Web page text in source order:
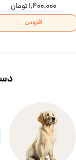
۱,۴۰۰,۰۰۰ تومان
افزودن